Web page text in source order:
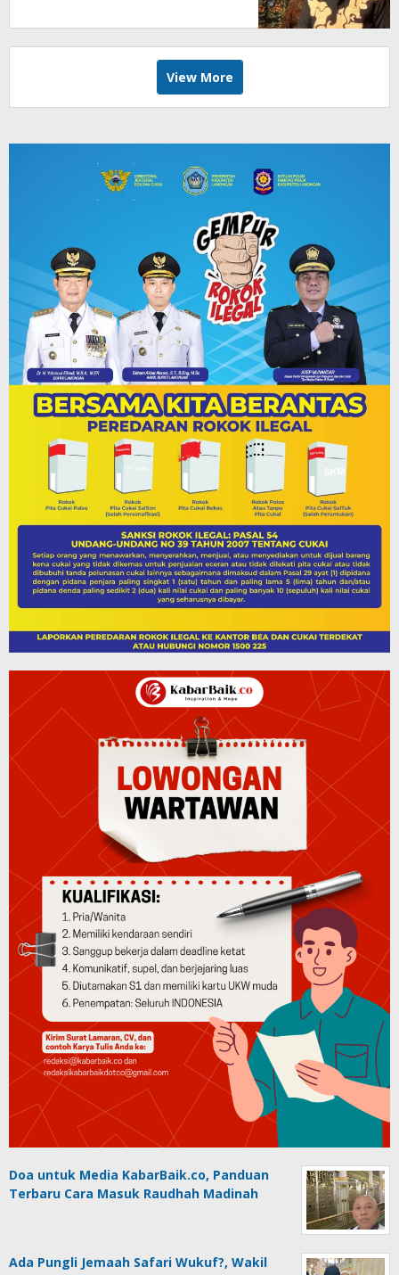
View More
Doa untuk Media KabarBaik.co, Panduan
Terbaru Cara Masuk Raudhah Madinah
Ada Pungli Jemaah Safari Wukuf?, Wakil